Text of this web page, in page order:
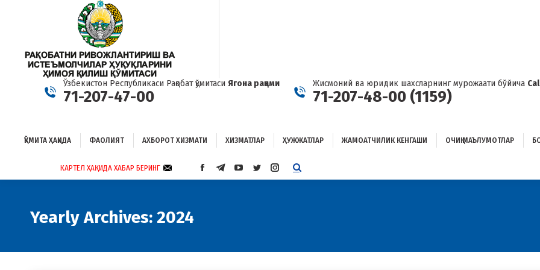
Ўзбекистон Республикаси Рақобат қўмитаси Ягона рақами
71-207-47-00
Жисмоний ва юридик шахсларнинг мурожаати бўйича
71-207-48-00 (1159)
ҚЎМИТА ҲАҚИДА ФАОЛИЯТ АХБОРОТ ХИЗМАТИ ХИЗМАТЛАР ҲУЖЖАТЛАР ЖАМОАТЧИЛИК КЕНГАШИ ОЧИҚ МАЪЛУМОТЛАР
КАРТЕЛ ҲАҚИДА ХАБАР БЕРИНГ
FACEBOOKTELEGRAM
YOUTUBE
TWITTERINSTAGRAM
Yearly Archives: 2024
ФАОЛИЯТ